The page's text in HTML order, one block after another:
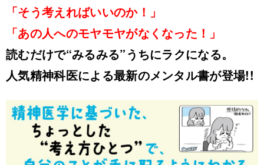
「そう考えればいいのか！」
「あの人へのモヤモヤがなくなった！」
読むだけで“みるみる”うちにラクになる。
人気精神科医による最新のメンタル書が登場!!